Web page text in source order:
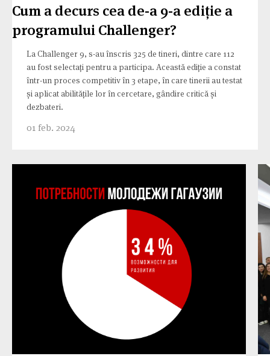
Cum a decurs cea de-a 9-a ediție a
programului Challenger?
La Challenger 9, s-au înscris 325 de tineri, dintre care 112
au fost selectați pentru a participa. Această ediție a constat
într-un proces competitiv în 3 etape, în care tinerii au testat
și aplicat abilitățile lor în cercetare, gândire critică și
dezbateri.
01 feb. 2024